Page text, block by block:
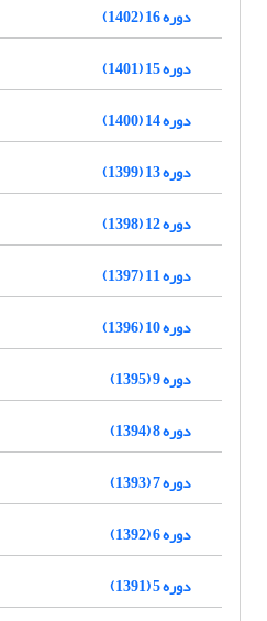
دوره 16 (1402)
دوره 15 (1401)
دوره 14 (1400)
دوره 13 (1399)
دوره 12 (1398)
دوره 11 (1397)
دوره 10 (1396)
دوره 9 (1395)
دوره 8 (1394)
دوره 7 (1393)
دوره 6 (1392)
دوره 5 (1391)